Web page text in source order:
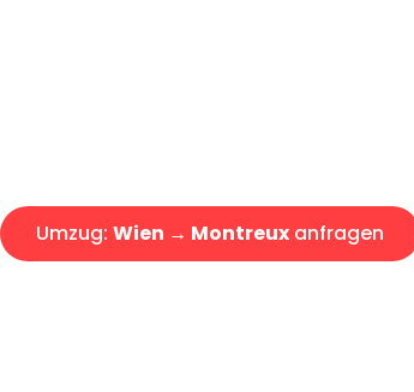
Umzug: Wien → Montreux anfragen